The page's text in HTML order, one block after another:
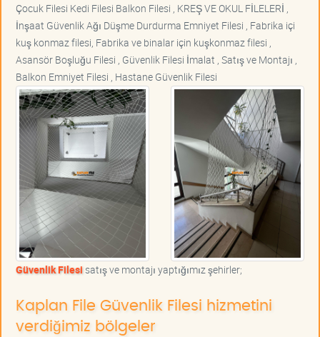
Çocuk Filesi Kedi Filesi Balkon Filesi , KREŞ VE OKUL FİLELERİ ,
İnşaat Güvenlik Ağı Düşme Durdurma Emniyet Filesi , Fabrika içi
kuş konmaz filesi, Fabrika ve binalar için kuşkonmaz filesi ,
Asansör Boşluğu Filesi , Güvenlik Filesi İmalat , Satış ve Montajı ,
Balkon Emniyet Filesi , Hastane Güvenlik Filesi
Güvenlik Filesisatış ve montajı yaptığımız şehirler;
Kaplan File Güvenlik Filesi hizmetini
verdiğimiz bölgeler